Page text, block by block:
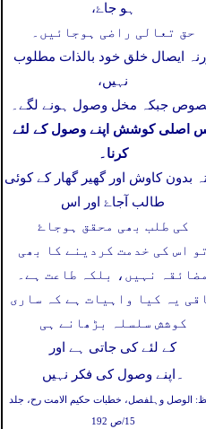
ہو جاۓ،
حق تعالی راضی ہوجائیں۔
ایصال خلق خود بالذات مطلوب
نہیں،
جبکہ مخل وصول ہونے لگے۔
اصلی کوشش اپنے وصول کے لئے
کرنا۔
بدون کاوش اور گھیر گھار کے کوئی
طالب آجاۓ اور اس
کی طلب بھی محقق ہوجاۓ
تو اس کی خدمت کردینے کا بھی
مضائقہ نہیں، بلکہ طاعت ہے۔
یہ کیا واہیات ہے کہ ساری
کوشش سلسلہ بڑھانے ہی
کے لئے کی جاتی ہے اور
اپنے وصول کی فکر نہیں ۔
الوصل وہلفصل، خطبات حکیم الامت رح، جلد
15/ص 192